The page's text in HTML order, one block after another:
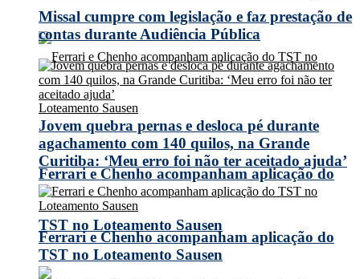
Ferrari e Chenho acompanham aplicação do
TST no Loteamento Sausen
Missal cumpre com legislação e faz prestação de
contas durante Audiência Pública
Jovem quebra pernas e desloca pé durante
agachamento com 140 quilos, na Grande
Curitiba: ‘Meu erro foi não ter aceitado ajuda’
Ferrari e Chenho acompanham aplicação do
TST no Loteamento Sausen